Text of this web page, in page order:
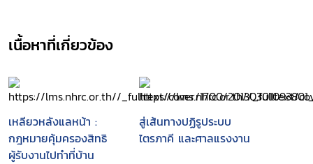
เนื้อหาที่เกี่ยวข้อง
เหลียวหลังแลหน้า :
กฎหมายคุ้มครองสิทธิ
ผู้รับงานไปทำที่บ้าน
สู่เส้นทางปฏิรูประบบ
ไตรภาคี และศาลแรงงาน